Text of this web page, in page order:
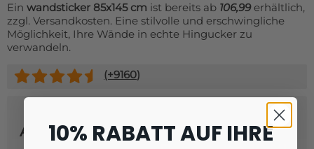
Ein wandsticker 85x145 cm ist bereits ab 106,99erhältlich,
zzgl. Versandkosten. Eine stilvolle und erschwingliche
Möglichkeit, Ihre Wände in echte Hingucker zu
verwandeln.
(+9160)
Abonnieren Sie unseren Newsletter
10% RABATT AUF IHRE